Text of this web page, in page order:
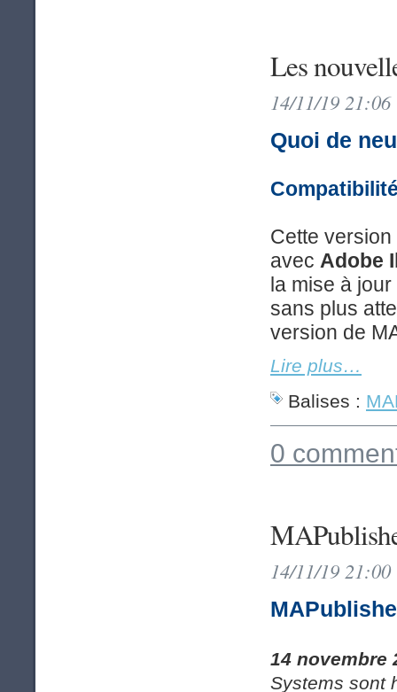
Les
14/11/19
Quoi de
Cette
avec Adobe
la mise à
sans plus
version de
Lire plus…
Balises :
0
14/11/19
14 novembre
Systems sont